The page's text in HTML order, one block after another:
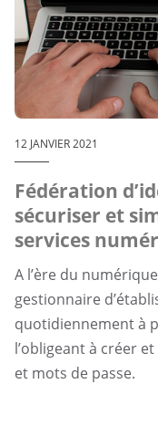
12 JANVIER 2021
Fédération
sécuriser et
services
A l’ère du
gestionnaire
quotidiennement à
l’obligeant à créer
et mots de passe.